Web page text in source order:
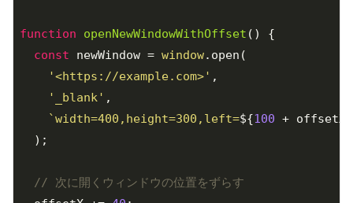
function openNewWindowWithOffset ( ) {
const newWindow = window.open(
'<https://example.com>' ,
'_blank' ,
`width=400,height=300,left=${100 + offsetX}
  );
// 次に開くウィンドウの位置をずらす